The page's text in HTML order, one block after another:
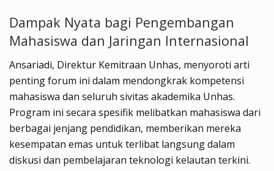
Dampak Nyata bagi Pengembangan
Mahasiswa dan Jaringan Internasional
Ansariadi, Direktur Kemitraan Unhas, menyoroti arti
penting forum ini dalam mendongkrak kompetensi
mahasiswa dan seluruh sivitas akademika Unhas.
Program ini secara spesifik melibatkan mahasiswa dari
berbagai jenjang pendidikan, memberikan mereka
kesempatan emas untuk terlibat langsung dalam
diskusi dan pembelajaran teknologi kelautan terkini.